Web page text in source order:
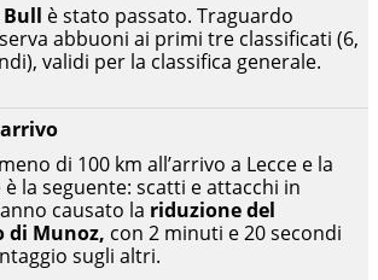
di 100 km all’arrivo a Lecce e la
la seguente: scatti e attacchi in
causato la riduzione del
di Munoz, con 2 minuti e 20 secondi
sugli altri.
Bull è stato passato. Traguardo
abbuoni ai primi tre classificati (6,
validi per la classifica generale.